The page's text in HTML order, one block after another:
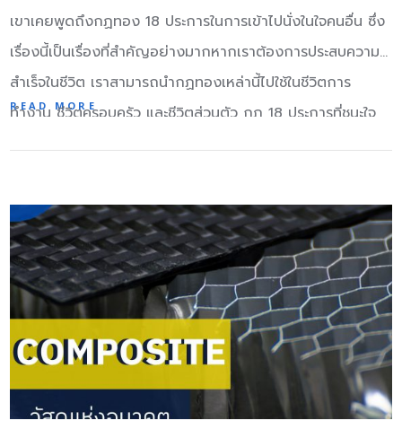
เป็นแบบ สูงประมาณ ¼ นิ้ว (ประมาณ 0.5 ซม.) ถ้าผสมไม่ได้
ตามอัตตราส่วนอาจทำให้น้ำยางซิลิโคนไม่แห้งหรืออาจจะไม่เกาะ
ตัวทำให้น้ำยางเกิดการเสียขึ้น คนผสมน้ำยางซิลิโคนเข้าจนเป็น
เนื้อเดียวกัน จะใช้ไม้ลูกชิ้น ไม้ไอติม หรือช้อน มีด ส้อมพลาสติก
ท่วม มิด ของที่เอามาขึ้นแบบ อย่างน้อย…
กล่าวคือ มีความ ผันแปรระยะสั้นรวมกับความผันแปรอื่นที่เข้า
มากระทบกระบวนการ ค่า Ppk จะน้อยกว่าหรือเท่ากับ Cpk
เสมอ ถ้า Cpk และ Ppk มีค่าใกล้กัน แสดงว่ากระบวนการไม่
สูญเสีย เสถียรภาพเนื่องจากการขยับตัวของค่าเฉลี่ยหรืออาจ
กล่าวได้ว่ากระบวนการ ถูกควบคุมได้อย่างมีเสถียรภาพในระยะ
แสดงว่ากระบวนการสูญเสีย เสถียรภาพ อย่างที่อุตสาหกรรม
วงการต่างๆทราบกันดีว่า การประเมินความสามารถของ
กระบวนการ (Cpk,Ppk) นั้นมีความสำคัญกับผลิตภัณฑ์ที่ออก
มา และเพื่อให้ได้ข้อมูลที่สามารถยอมรับได้ทั้งลูกค้า และผู้ผลิต
แต่ก่อนจะมีการประเมินความสามารถของกระบวนการ ต้องรู้จัก
การทำ Control Chart ด้วย Control Chart คือแผนภูมิที่
แสดงคุณลักษณะของกระบวนการจากข้อมูลที่บันทึกลงไป เพื่อ
ประเมิณว่ากระบวนการดังกล่าวอยู่ภายใต้สภาวะควบคุมทาง
เขาเคยพูดถึงกฏทอง 18 ประการในการเข้าไปนั่งในใจคนอื่น ซึ่ง
เรื่องนี้เป็นเรื่องที่สำคัญอย่างมากหากเราต้องการประสบความ
สำเร็จในชีวิต เราสามารถนำกฏทองเหล่านี้ไปใช้ในชีวิตการ
ทำงาน ชีวิตครอบครัว และชีวิตส่วนตัว กฎ 18 ประการที่ชนะใจ
ในชีวิต แล้วเขียนออกมาเป็นหนังสือขายดีระดับโลก คือเรื่อง
How to Win Friends and Influence People. หรือ “วิธีชนะ
มิตรและจูงใจคน” และ How to Stop Worrying and Start
Living. หรือ “วิธีชนะทุกข์และสร้างสุข” ซึ่งเป็นสุดยอดกลยุทธ์
สำคัญที่สามารถต่อยอดใช้ในธุรกิจและการมีชีวิตที่มีคุณค่าได้
ซึ่งสรุปง่ายๆ ดังนี้ กฎข้อที่ 1 จงให้ความสนใจแก่บุคคลที่เรา
ติดต่อด้วย โดยการแสดงออกทั้งทางกาย(ท่าทาง) วาจา ใจ
และไม่ควรพูดแต่เรื่องของตัวเอง กฎข้อที่ 2 จงยิ้ม การยิ้มช่วย
READ MORE